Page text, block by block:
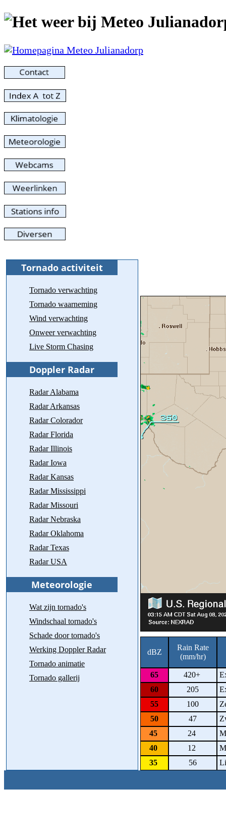
Tornado verwachting
Tornado waarneming
Wind verwachting
Onweer verwachting
Live Storm Chasing
Radar Alabama
Radar Arkansas
Radar Colorador
Radar Florida
Radar Illinois
Radar Iowa
Radar Kansas
Radar Mississippi
Radar Missouri
Radar Nebraska
Radar Oklahoma
Radar Texas
Radar USA
Wat zijn tornado's
Windschaal tornado's
Schade door tornado's
Werking Doppler Radar
Tornado animatie
Tornado gallerij
dBZ
Rain Rate
(mm/hr)
65 420+
60
205
55
100
50
47
45
24
40
12
35
56